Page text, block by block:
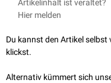
verschiedener
Organen (z.B.
Herz) und
konvergieren im Rückenmark
fälschlicherweise als
Artikelinhalt ist veraltet?
Hier melden
Du kannst den Artikel selbst
klickst.
Alternativ kümmert sich